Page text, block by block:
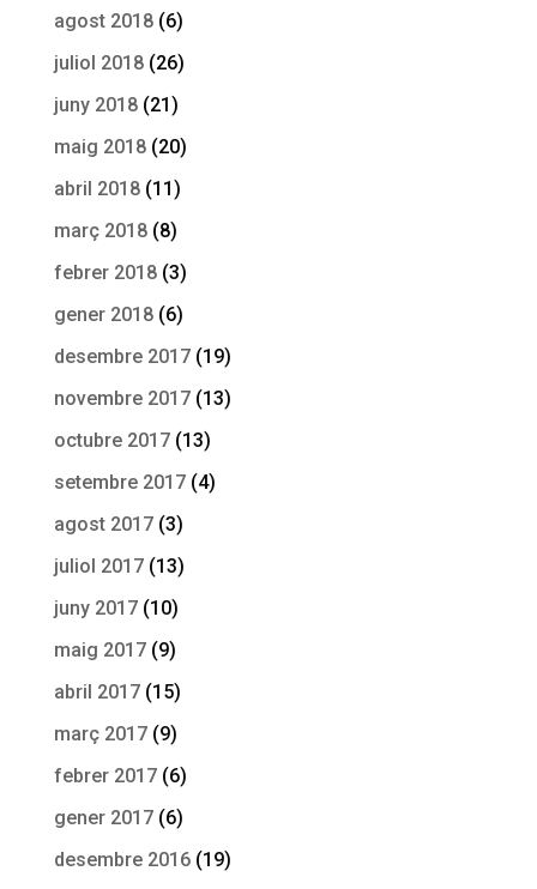
agost 2018(6)
juliol 2018(26)
juny 2018(21)
maig 2018(20)
abril 2018(11)
març 2018(8)
febrer 2018(3)
gener 2018(6)
desembre 2017(19)
novembre 2017(13)
octubre 2017(13)
setembre 2017(4)
agost 2017(3)
juliol 2017(13)
juny 2017(10)
maig 2017(9)
abril 2017(15)
març 2017(9)
febrer 2017(6)
gener 2017(6)
desembre 2016(19)